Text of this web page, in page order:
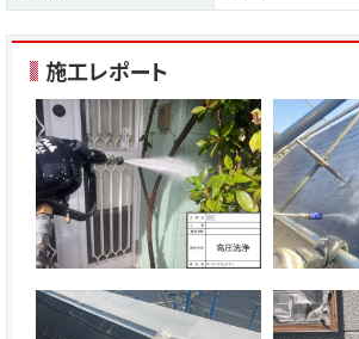
施工レポート